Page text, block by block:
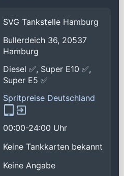
SVG Tankstelle Hamburg
Bullerdeich 36, 20537
Hamburg
Diesel ✅, Super E10 ✅,
Super E5 ✅
Spritpreise Deutschland
00:00-24:00 Uhr
Keine Tankkarten bekannt
Keine Angabe